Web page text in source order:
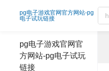
培训精选问答-pg电
pg电子游戏官网官方网站-pg
电子试玩链接
pg电子游戏官网官
方网站-pg电子试玩
链接